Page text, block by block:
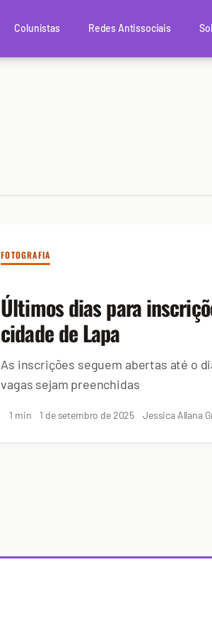
Colunistas Redes Antissociais
FOTOGRAFIA
Últimos dias para
cidade de Lapa
As inscrições seguem abertas até o
vagas sejam preenchidas
1 min 1 de setembro de 2025 Jessica Allana